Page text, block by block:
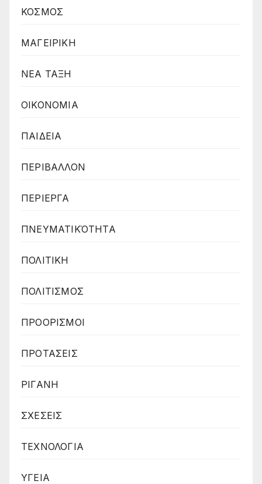
ΚΟΣΜΟΣ
ΜΑΓΕΙΡΙΚΗ
ΝΕΑ ΤΑΞΗ
ΟΙΚΟΝΟΜΙΑ
ΠΑΙΔΕΙΑ
ΠΕΡΙΒΑΛΛΟΝ
ΠΕΡΙΕΡΓΑ
ΠΝΕΥΜΑΤΙΚΌΤΗΤΑ
ΠΟΛΙΤΙΚΗ
ΠΟΛΙΤΙΣΜΟΣ
ΠΡΟΟΡΙΣΜΟΙ
ΠΡΟΤΑΣΕΙΣ
ΡΙΓΑΝΗ
ΣΧΕΣΕΙΣ
ΤΕΧΝΟΛΟΓΙΑ
ΥΓΕΙΑ